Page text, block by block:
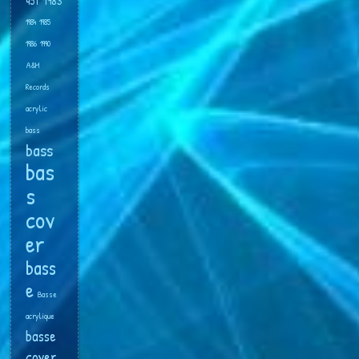
1984 1985
1986 1990
A&M
Records
acrylic
bass
bass
bas
s
cov
er
bass
e Basse
acrylique
basse